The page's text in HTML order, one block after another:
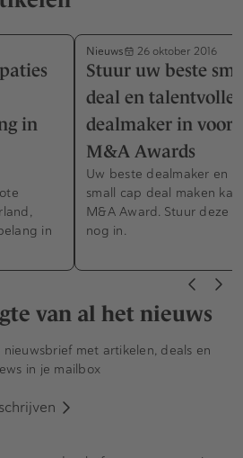
in
in
Nieuws 26 oktober 2016
Stuur uw beste
deal en talentvolle
dealmaker in voor
M&A Awards
Uw beste dealmaker en
small cap deal maken
M&A Award. Stuur deze
nog in.
van al het nieuws
met artikelen, deals en
in je mailbox